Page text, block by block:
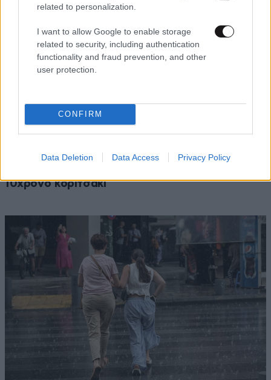
related to personalization.
I want to allow Google to enable storage
related to security, including authentication
functionality and fraud prevention, and other
user protection.
CONFIRM
Data Deletion Data Access Privacy Policy
Αδιανόητο περιστατικό στην Κρήτη: Τουρίστας
10χρονο κοριτσάκι